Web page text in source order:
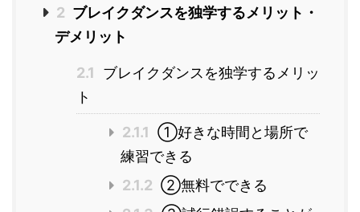
2 ブレイクダンスを独学するメリット・
デメリット
2.1
ブレイクダンスを独学するメリッ
ト
2.1.1 ①好きな時間と場所で
練習できる
2.1.2 ②無料でできる